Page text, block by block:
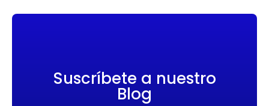
Suscríbete a nuestro
Blog